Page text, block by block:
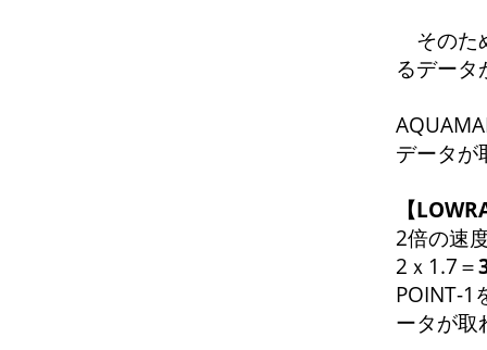
そのた
るデータ
データが
【
2倍の速
2ｘ1.7＝
POINT-1
ータが取